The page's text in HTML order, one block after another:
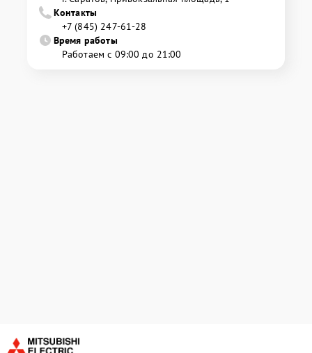
Контакты
+7 (845) 247-61-28
Время работы
Работаем с 09:00 до 21:00